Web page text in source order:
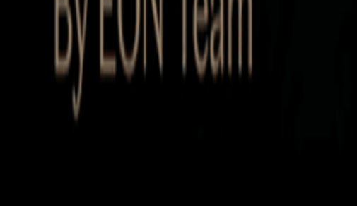
Startup Database